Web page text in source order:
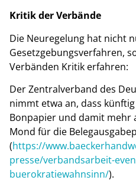
Kritik der Verbände
Die Neuregelung hat nicht
Gesetzgebungsverfahren,
Verbänden Kritik erfahren:
Der Zentralverband des
nimmt etwa an, dass
Bonpapier und damit mehr
Mond für die
(https://
presse/verbandsarbeit-
buerokratiewahnsinn/).